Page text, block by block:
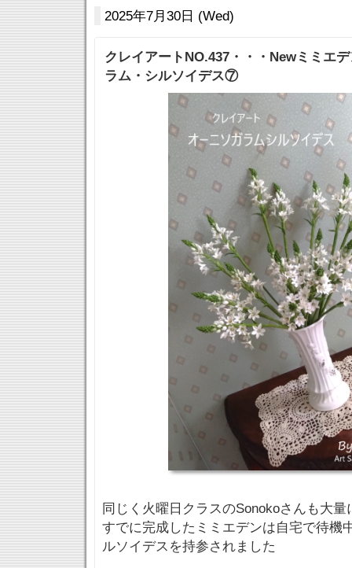
2025年7月30日 (Wed)
クレイアートNO.437・・・Newミミエ
ラム・シルソイデス⑦
同じく火曜日クラスのSonokoさんも大量
すでに完成したミミエデンは自宅で待
ルソイデスを持参されました